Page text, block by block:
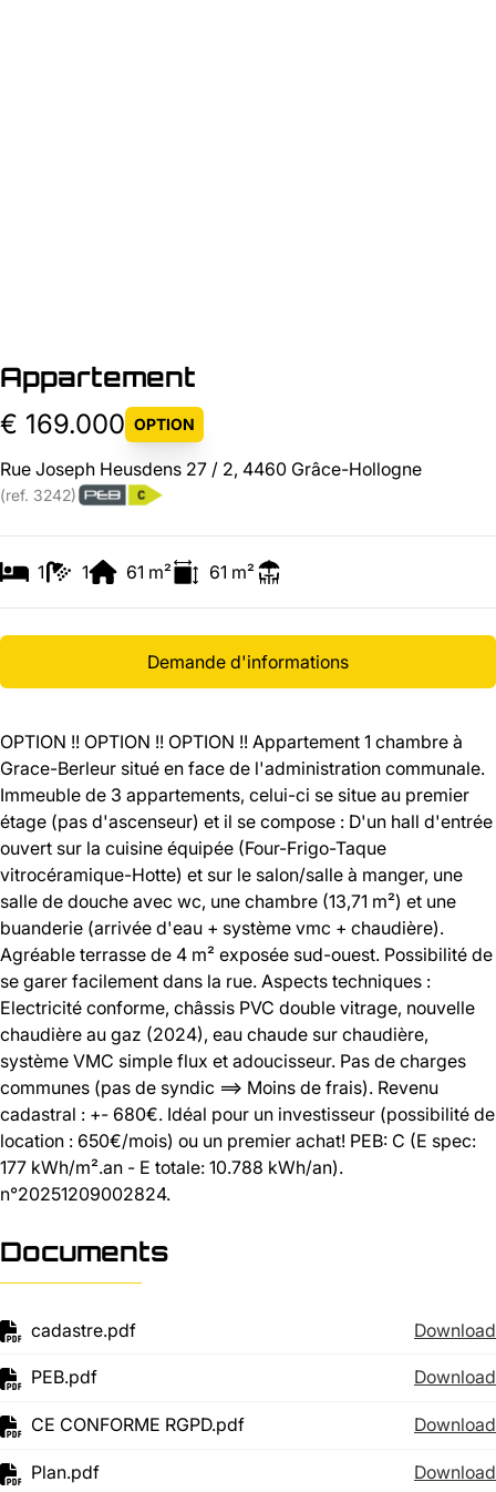
Appartement
€ 169.000 OPTION
Rue Joseph Heusdens 27 / 2, 4460 Grâce-Hollogne
(ref. 3242)
1 1 61 m² 61 m²
Demande d'informations
OPTION !! OPTION !! OPTION !! Appartement 1 chambre à
Grace-Berleur situé en face de l'administration communale.
Immeuble de 3 appartements, celui-ci se situe au premier
étage (pas d'ascenseur) et il se compose : D'un hall d'entrée
ouvert sur la cuisine équipée (Four-Frigo-Taque
vitrocéramique-Hotte) et sur le salon/salle à manger, une
salle de douche avec wc, une chambre (13,71 m²) et une
buanderie (arrivée d'eau + système vmc + chaudière).
Agréable terrasse de 4 m² exposée sud-ouest. Possibilité de
se garer facilement dans la rue. Aspects techniques :
Electricité conforme, châssis PVC double vitrage, nouvelle
chaudière au gaz (2024), eau chaude sur chaudière,
système VMC simple flux et adoucisseur. Pas de charges
communes (pas de syndic ==> Moins de frais). Revenu
cadastral : +- 680€. Idéal pour un investisseur (possibilité de
location : 650€/mois) ou un premier achat! PEB: C (E spec:
177 kWh/m².an - E totale: 10.788 kWh/an).
n°20251209002824.
Documents
cadastre.pdf Download
PEB.pdf Download
CE CONFORME RGPD.pdf Download
Plan.pdf Download